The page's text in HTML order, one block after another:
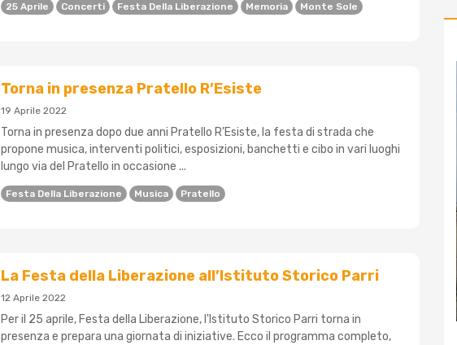
25 Aprile Concerti Festa Della Liberazione Memoria Monte Sole
Torna in presenza Pratello R’Esiste
19 Aprile 2022
Torna in presenza dopo due anni Pratello R’Esiste, la festa di strada che
propone musica, interventi politici, esposizioni, banchetti e cibo in vari luoghi
lungo via del Pratello in occasione ...
Festa Della Liberazione Musica Pratello
La Festa della Liberazione all’Istituto Storico Parri
12 Aprile 2022
Per il 25 aprile, Festa della Liberazione, l'Istituto Storico Parri torna in
presenza e prepara una giornata di iniziative. Ecco il programma completo,